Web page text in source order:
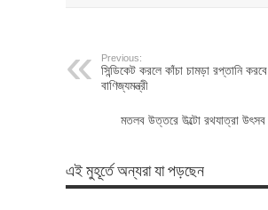
Previous:
সিন্ডিকেট করলে কাঁচা চামড়া রপ্তানি
বাণিজ্যমন্ত্রী
মতলব উত্তরে উল্টো রথযাত্রা
এই মুহূর্তে অন্যরা যা পড়ছেন